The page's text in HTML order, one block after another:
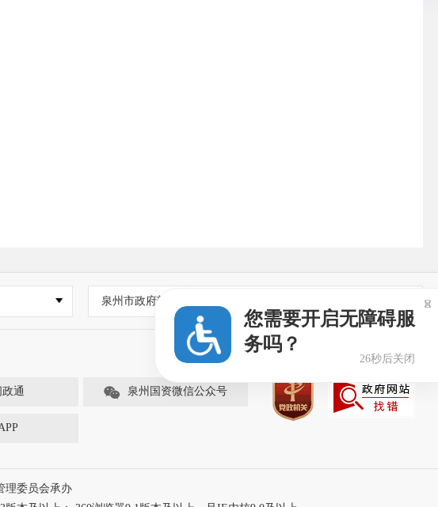
泉州市政府部门网站
政通 泉州国资微信公众号
理委员会承办
您需要开启无障碍服
务吗？
26秒后关闭
